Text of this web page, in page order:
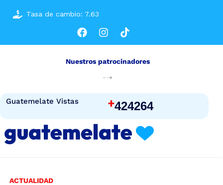
Tasa de cambio: 7.63
Guatemelate Vistas +424264
Nuestros patrocinadores
ACTUALIDAD